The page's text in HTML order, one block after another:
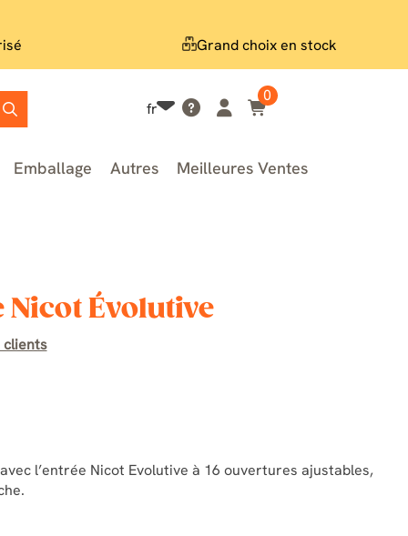
Grand choix en stock
fr
0
Emballage Autres Meilleures Ventes
Nicot Évolutive
clients
l’entrée Nicot Evolutive à 16 ouvertures ajustables,